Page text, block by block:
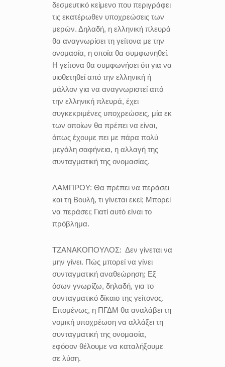
δεσμευτικό κείμενο που περιγράφει
τις εκατέρωθεν υποχρεώσεις των
μερών. Δηλαδή, η ελληνική πλευρά
θα αναγνωρίσει τη γείτονα με την
ονομασία, η οποία θα συμφωνηθεί.
Η γείτονα θα συμφωνήσει ότι για να
υιοθετηθεί από την ελληνική ή
μάλλον για να αναγνωριστεί από
την ελληνική πλευρά, έχει
συγκεκριμένες υποχρεώσεις, μία εκ
των οποίων θα πρέπει να είναι,
όπως έχουμε πει με πάρα πολύ
μεγάλη σαφήνεια, η αλλαγή της
συνταγματική της ονομασίας.
ΛΑΜΠΡΟΥ: Θα πρέπει να περάσει
και τη Βουλή, τι γίνεται εκεί; Μπορεί
να περάσει; Γιατί αυτό είναι το
πρόβλημα.
ΤΖΑΝΑΚΟΠΟΥΛΟΣ: Δεν γίνεται να
μην γίνει. Πώς μπορεί να γίνει
συνταγματική αναθεώρηση; Εξ
όσων γνωρίζω, δηλαδή, για το
συνταγματικό δίκαιο της γείτονος.
Επομένως, η ΠΓΔΜ θα αναλάβει τη
νομική υποχρέωση να αλλάξει τη
συνταγματική της ονομασία,
εφόσον θέλουμε να καταλήξουμε
σε λύση.